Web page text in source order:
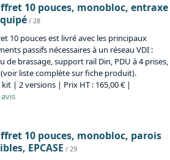
10 pouces, monobloc, entraxe
/ 28
10 pouces est livré avec les principaux
passifs nécessaires à un réseau VDI :
de brassage, support rail Din, PDU à 4 prises,
(voir liste complète sur fiche produit).
kit | 2 versions | Prix HT : 165,00 € |
10 pouces, monobloc, parois
EPCASE / 29